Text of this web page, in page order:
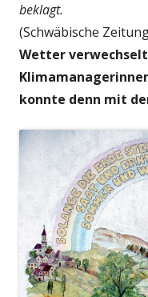
beklagt.
(Schwäbische
Wetter
konnte denn mit